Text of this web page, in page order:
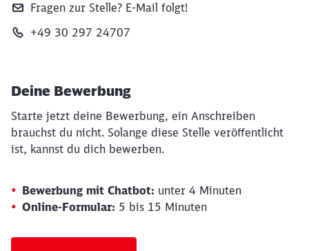
Fragen zur Stelle? E‑Mail folgt!
+49 30 297 24707
Deine Bewerbung
Starte jetzt deine Bewerbung, ein Anschreiben
brauchst du nicht. Solange diese Stelle veröffentlicht
ist, kannst du dich bewerben.
Bewerbung mit Chatbot: unter 4 Minuten
Online-Formular: 5 bis 15 Minuten